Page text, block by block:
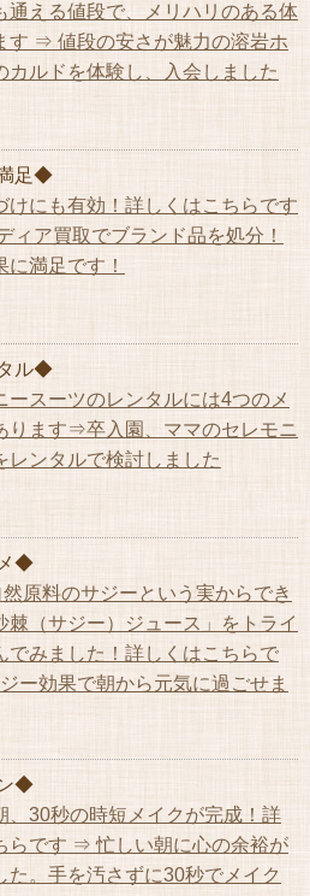
える値段で、メリハリのある体
す ⇒ 値段の安さが魅力の溶岩ホ
カルドを体験し、入会しました
足◆
にも有効！詳しくはこちらです
ィア買取でブランド品を処分！
に満足です！
ル◆
スーツのレンタルには4つのメ
ります⇒卒入園、ママのセレモニ
レンタルで検討しました
◆
原料のサジーという実からでき
棘（サジー）ジュース」をトライ
でみました！詳しくはこちらで
ー効果で朝から元気に過ごせま
◆
30秒の時短メイクが完成！詳
らです ⇒ 忙しい朝に心の余裕が
た。手を汚さずに30秒でメイク